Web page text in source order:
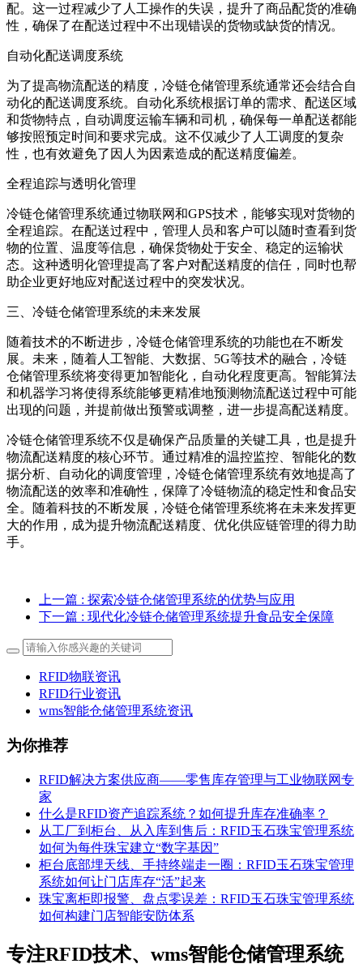
配。这一过程减少了人工操作的失误，提升了商品配货的准确
性，确保了在配送过程中不出现错误的货物或缺货的情况。
自动化配送调度系统
为了提高物流配送的精度，冷链仓储管理系统通常还会结合自
动化的配送调度系统。自动化系统根据订单的需求、配送区域
和货物特点，自动调度运输车辆和司机，确保每一单配送都能
够按照预定时间和要求完成。这不仅减少了人工调度的复杂
性，也有效避免了因人为因素造成的配送精度偏差。
全程追踪与透明化管理
冷链仓储管理系统通过物联网和GPS技术，能够实现对货物的
全程追踪。在配送过程中，管理人员和客户可以随时查看到货
物的位置、温度等信息，确保货物处于安全、稳定的运输状
态。这种透明化管理提高了客户对配送精度的信任，同时也帮
助企业更好地应对配送过程中的突发状况。
三、冷链仓储管理系统的未来发展
随着技术的不断进步，冷链仓储管理系统的功能也在不断发
展。未来，随着人工智能、大数据、5G等技术的融合，冷链
仓储管理系统将变得更加智能化，自动化程度更高。智能算法
和机器学习将使得系统能够更精准地预测物流配送过程中可能
出现的问题，并提前做出预警或调整，进一步提高配送精度。
冷链仓储管理系统不仅是确保产品质量的关键工具，也是提升
物流配送精度的核心环节。通过精准的温控监控、智能化的数
据分析、自动化的调度管理，冷链仓储管理系统有效地提高了
物流配送的效率和准确性，保障了冷链物流的稳定性和食品安
全。随着科技的不断发展，冷链仓储管理系统将在未来发挥更
大的作用，成为提升物流配送精度、优化供应链管理的得力助
手。
上一篇 : 探索冷链仓储管理系统的优势与应用
下一篇 : 现代化冷链仓储管理系统提升食品安全保障
RFID物联资讯
RFID行业资讯
wms智能仓储管理系统资讯
为你推荐
RFID解决方案供应商——零售库存管理与工业物联网专
家
什么是RFID资产追踪系统？如何提升库存准确率？
从工厂到柜台、从入库到售后：RFID玉石珠宝管理系统
如何为每件珠宝建立“数字基因”
柜台底部埋天线、手持终端走一圈：RFID玉石珠宝管理
系统如何让门店库存“活”起来
珠宝离柜即报警、盘点零误差：RFID玉石珠宝管理系统
如何构建门店智能安防体系
专注RFID技术、wms智能仓储管理系统